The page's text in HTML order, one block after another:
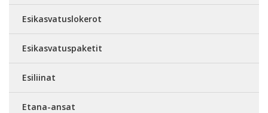
Esikasvatuslokerot
Esikasvatuspaketit
Esiliinat
Etana-ansat